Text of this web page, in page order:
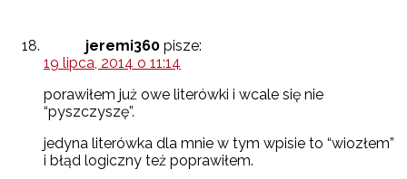
jeremi360 pisze:
19 lipca, 2014 o 11:14
porawiłem już owe literówki i wcale się nie
“pyszczyszę”.
jedyna literówka dla mnie w tym wpisie to “wiozłem”
i błąd logiczny też poprawiłem.